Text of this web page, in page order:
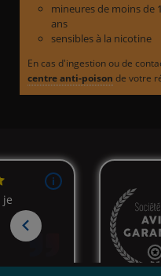
mineures de moins de
ans
sensibles à la nicotine
En cas d'ingestion ou de
centre anti-poison de votre